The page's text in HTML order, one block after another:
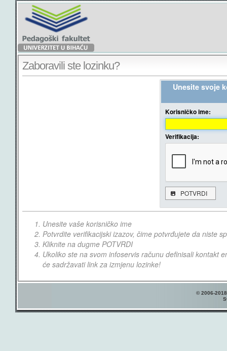
Zaboravili ste lozinku?
Unesite svoje
Korisničko ime:
Verifikacija:
POTVRDI
Unesite vaše korisničko ime
Potvrdite verifikacijski izazov, čime potvrđujete da niste
Kliknite na dugme POTVRDI
Ukoliko ste na svom infoservis računu definisali kontakt
će sadržavati link za izmjenu lozinke!
© 2006-